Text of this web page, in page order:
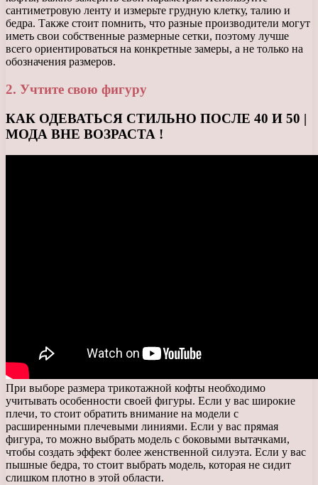
сантиметровую ленту и измерьте грудную клетку, талию и
бедра. Также стоит помнить, что разные производители могут
иметь свои собственные размерные сетки, поэтому лучше
всего ориентироваться на конкретные замеры, а не только на
обозначения размеров.
2. Учтите свою фигуру
КАК ОДЕВАТЬСЯ СТИЛЬНО ПОСЛЕ 40 И 50 |
МОДА ВНЕ ВОЗРАСТА !
При выборе размера трикотажной кофты необходимо
учитывать особенности своей фигуры. Если у вас широкие
плечи, то стоит обратить внимание на модели с
расширенными плечевыми линиями. Если у вас прямая
фигура, то можно выбрать модель с боковыми вытачками,
чтобы создать эффект более женственной силуэта. Если у вас
пышные бедра, то стоит выбрать модель, которая не сидит
слишком плотно в этой области.